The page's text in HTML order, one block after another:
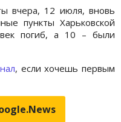
вчера, 12 июля, вновь
пункты Харьковской
погиб, а 10 – были
, если хочешь первым